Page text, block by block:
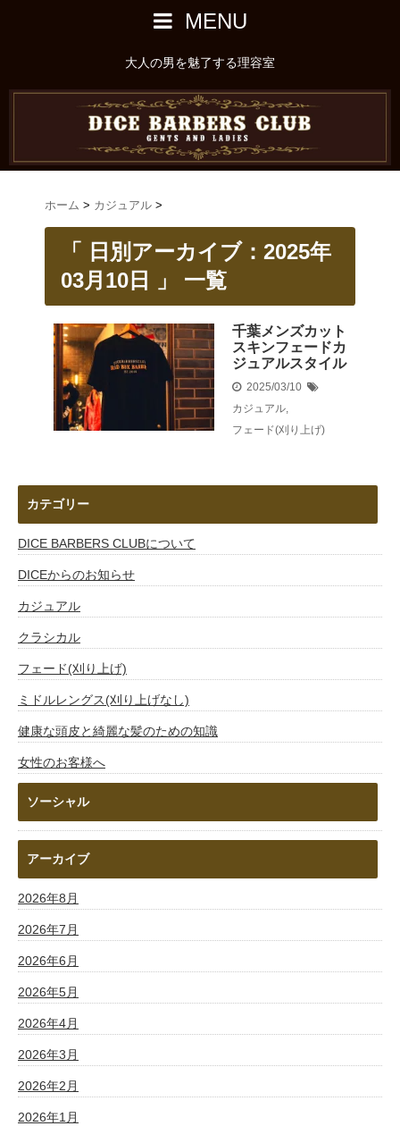
MENU
大人の男を魅了する理容室
ホーム > カジュアル >
「 日別アーカイブ：2025年
03月10日 」 一覧
千葉メンズカット
スキンフェードカ
ジュアルスタイル
2025/03/10
カジュアル,
フェード(刈り上げ)
カテゴリー
DICE BARBERS CLUBについて
DICEからのお知らせ
カジュアル
クラシカル
フェード(刈り上げ)
ミドルレングス(刈り上げなし)
健康な頭皮と綺麗な髪のための知識
女性のお客様へ
ソーシャル
アーカイブ
2026年8月
2026年7月
2026年6月
2026年5月
2026年4月
2026年3月
2026年2月
2026年1月